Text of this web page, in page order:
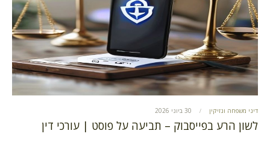
דיני משפחה ונזיקין 30 ביוני 2026
לשון הרע בפייסבוק – תביעה על פוסט | עורכי דין